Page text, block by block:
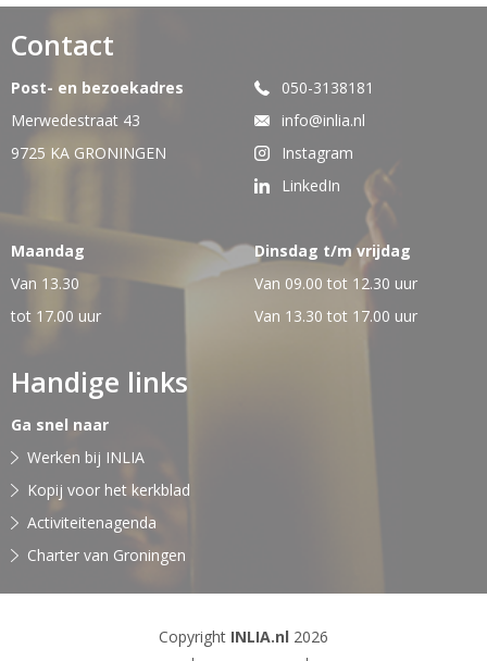
Contact
Post- en bezoekadres
Merwedestraat 43
9725 KA GRONINGEN
050-3138181
info@inlia.nl
Instagram
LinkedIn
Maandag
Van 13.30
tot 17.00 uur
Dinsdag t/m vrijdag
Van 09.00 tot 12.30 uur
Van 13.30 tot 17.00 uur
Handige links
Ga snel naar
Werken bij INLIA
Kopij voor het kerkblad
Activiteitenagenda
Charter van Groningen
Copyright INLIA.nl 2026